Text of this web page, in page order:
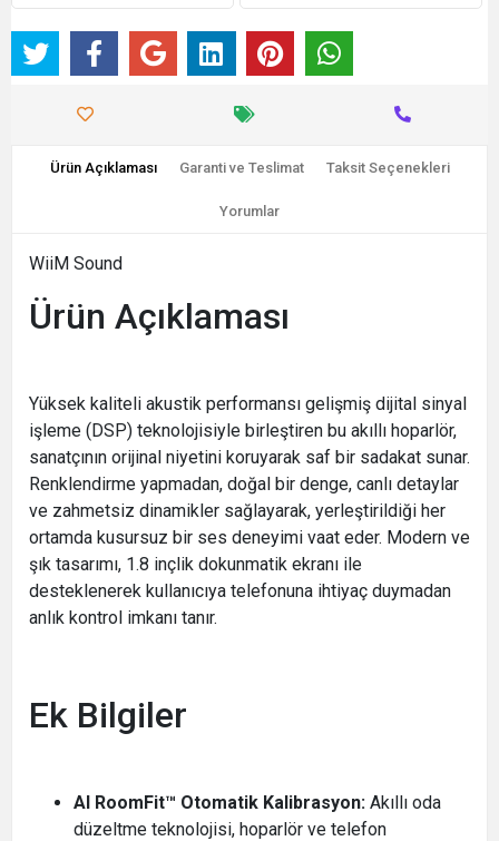
Ürün Açıklaması Garanti ve Teslimat Taksit Seçenekleri
Yorumlar
WiiM Sound
Ürün Açıklaması
Yüksek kaliteli akustik performansı gelişmiş dijital sinyal
işleme (DSP) teknolojisiyle birleştiren bu akıllı hoparlör,
sanatçının orijinal niyetini koruyarak saf bir sadakat sunar.
Renklendirme yapmadan, doğal bir denge, canlı detaylar
ve zahmetsiz dinamikler sağlayarak, yerleştirildiği her
ortamda kusursuz bir ses deneyimi vaat eder. Modern ve
şık tasarımı, 1.8 inçlik dokunmatik ekranı ile
desteklenerek kullanıcıya telefonuna ihtiyaç duymadan
anlık kontrol imkanı tanır.
Ek Bilgiler
AI RoomFit™ Otomatik Kalibrasyon: Akıllı oda
düzeltme teknolojisi, hoparlör ve telefon